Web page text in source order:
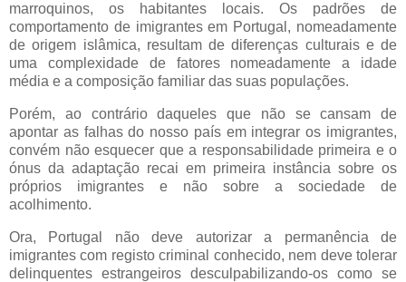
marroquinos, os habitantes locais. Os padrões de
comportamento de imigrantes em Portugal, nomeadamente
de origem islâmica, resultam de diferenças culturais e de
uma complexidade de fatores nomeadamente a idade
média e a composição familiar das suas populações.
Porém, ao contrário daqueles que não se cansam de
apontar as falhas do nosso país em integrar os imigrantes,
convém não esquecer que a responsabilidade primeira e o
ónus da adaptação recai em primeira instância sobre os
próprios imigrantes e não sobre a sociedade de
acolhimento.
Ora, Portugal não deve autorizar a permanência de
imigrantes com registo criminal conhecido, nem deve tolerar
delinquentes estrangeiros desculpabilizando-os como se